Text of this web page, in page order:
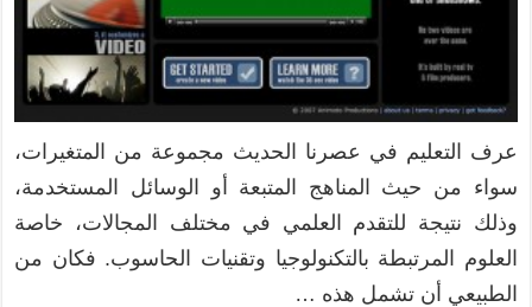
عرف التعليم في عصرنا الحديث مجموعة من المتغيرات،
سواء من حيث المناهج المتبعة أو الوسائل المستخدمة،
وذلك نتيجة للتقدم العلمي في مختلف المجالات، خاصة
العلوم المرتبطة بالتكنولوجيا وتقنيات الحاسوب. فكان من
الطبيعي أن تشمل هذه …